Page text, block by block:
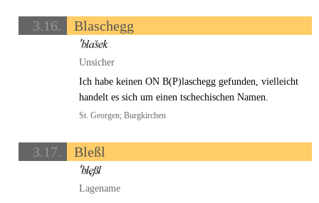
3.16. Blaschegg
Unsicher
Ich habe keinen ON B(P)laschegg gefunden, vielleicht
handelt es sich um einen tschechischen Namen.
St. Georgen; Burgkirchen
3.17. Bleßl
Lagename